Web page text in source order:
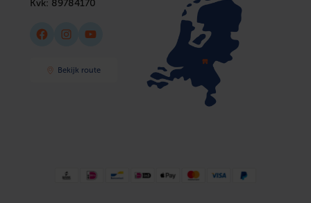
Kvk: 89784170
Facebook Instagram YouTube
Bekijk route